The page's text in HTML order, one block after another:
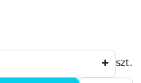
szt.